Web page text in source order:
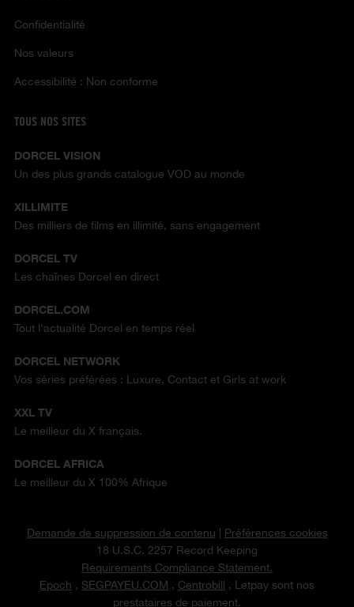
Confidentialité
Nos valeurs
Accessibilité : Non conforme
TOUS NOS SITES
DORCEL VISION
Un des plus grands catalogue VOD au monde
XILLIMITE
Des milliers de films en illimité, sans engagement
DORCEL TV
Les chaînes Dorcel en direct
DORCEL.COM
Tout l'actualité Dorcel en temps réel
DORCEL NETWORK
Vos séries préférées : Luxure, Contact et Girls at work
XXL TV
Le meilleur du X français.
DORCEL AFRICA
Le meilleur du X 100% Afrique
Demande de suppression de contenu | Préférences cookies
18 U.S.C. 2257 Record Keeping
Requirements Compliance Statement.
Epoch , SEGPAYEU.COM , Centrobill , Letpay sont nos
prestataires de paiement.